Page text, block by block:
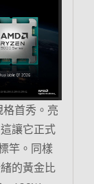
格首秀。亮
讓它正式
竿。同樣
的黃金比